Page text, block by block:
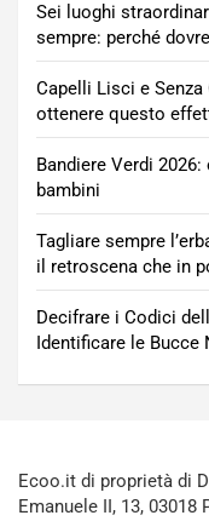
Sei luoghi
sempre: perché
Capelli Lisci e
ottenere questo
Bandiere Verdi
bambini
Tagliare sempre
il retroscena che in
Decifrare i Codici
Identificare le Bucce
Ecoo.it di proprietà di
Emanuele II, 13, 03018